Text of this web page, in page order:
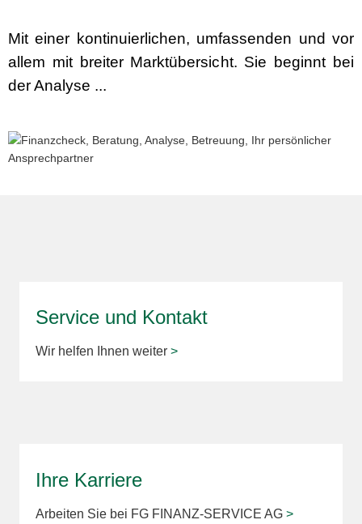
Mit einer kontinuierlichen, umfassenden und vor
allem mit breiter Marktübersicht. Sie beginnt bei
der Analyse ...
Service und Kontakt
Wir helfen Ihnen weiter >
Ihre Karriere
Arbeiten Sie bei FG FINANZ-SERVICE AG >